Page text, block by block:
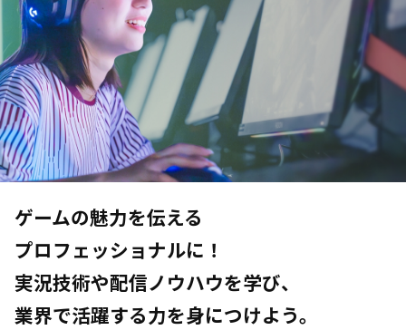
ゲームの魅力を伝える
プロフェッショナルに！
実況技術や配信ノウハウを学び、
業界で活躍する力を身につけよう。